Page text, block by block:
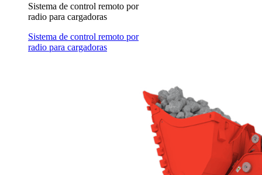
Sistema de control remoto por
radio para cargadoras
Sistema de control remoto por
radio para cargadoras